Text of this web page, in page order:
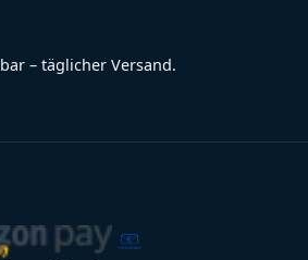
– täglicher Versand.